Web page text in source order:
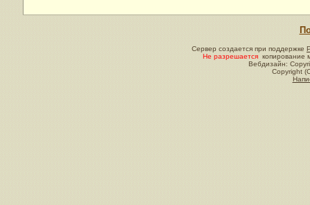
Сервер создается при поддержке
Не разрешается копирование
Вебдизайн:
Copyright